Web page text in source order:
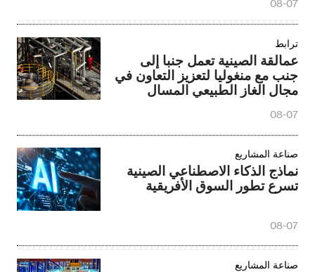
08-07
ترابط
عمالقة الصينية تعمل جنبا إلى
جنب مع منغوليا لتعزيز التعاون في
مجال الغاز الطبيعي المسال
08-07
صناعة المشاريع
نماذج الذكاء الاصطناعي الصينية
تسرع تطور السوق الأفريقية
08-07
صناعة المشاريع